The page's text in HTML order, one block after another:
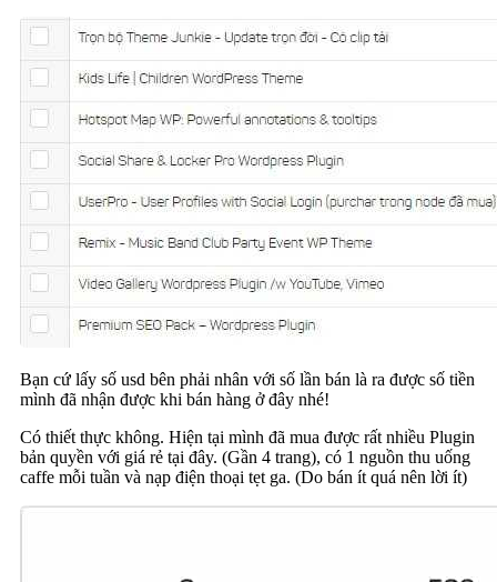
Bạn cứ lấy số usd bên phải nhân với số lần bán là ra được số tiền
mình đã nhận được khi bán hàng ở đây nhé!
Có thiết thực không. Hiện tại mình đã mua được rất nhiều Plugin
bản quyền với giá rẻ tại đây. (Gần 4 trang), có 1 nguồn thu uống
caffe mỗi tuần và nạp điện thoại tẹt ga. (Do bán ít quá nên lời ít)